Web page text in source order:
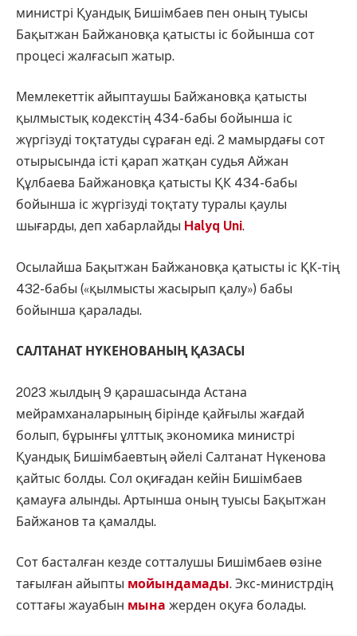
министрі Қуандық Бишімбаев пен оның туысы
Бақытжан Байжановқа қатысты іс бойынша сот
процесі жалғасып жатыр.
Мемлекеттік айыптаушы Байжановқа қатысты
қылмыстық кодекстің 434-бабы бойынша іс
жүргізуді тоқтатуды сұраған еді. 2 мамырдағы сот
отырысында істі қарап жатқан судья Айжан
Құлбаева Байжановқа қатысты ҚК 434-бабы
бойынша іс жүргізуді тоқтату туралы қаулы
шығарды, деп хабарлайды Halyq Uni.
Осылайша Бақытжан Байжановқа қатысты іс ҚК-тің
432-бабы («қылмысты жасырып қалу») бабы
бойынша қаралады.
САЛТАНАТ НҮКЕНОВАНЫҢ ҚАЗАСЫ
2023 жылдың 9 қарашасында Астана
мейрамханаларының бірінде қайғылы жағдай
болып, бұрынғы ұлттық экономика министрі
Қуандық Бишімбаевтың әйелі Салтанат Нүкенова
қайтыс болды. Сол оқиғадан кейін Бишімбаев
қамауға алынды. Артынша оның туысы Бақытжан
Байжанов та қамалды.
Сот басталған кезде сотталушы Бишімбаев өзіне
тағылған айыпты мойындамады. Экс-министрдің
соттағы жауабын мына жерден оқуға болады.